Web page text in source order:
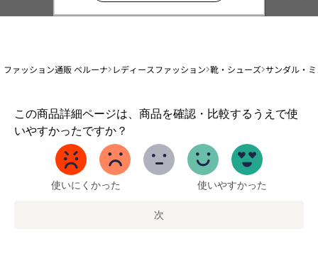
ファッション通販 ベルーナ レディースファッション 靴・シューズ サンダル・
この商品詳細ページは、商品を確認・比較するうえで使
いやすかったですか？
1
か
使いにくかった 使いやすかった
次